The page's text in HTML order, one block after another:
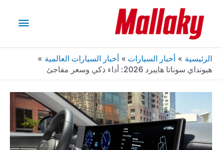
المحتوى
الرئيسية أخبار السيارات
أخبار السيارات العالمية
هيونداي سوناتا هايبرد 2026: أداء ذكي وسعر مفاجئ